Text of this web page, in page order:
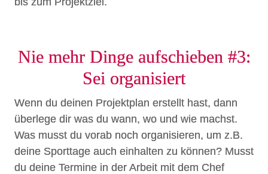
Nie mehr Dinge aufschieben #3:
Sei organisiert
Wenn du deinen Projektplan erstellt hast, dann
überlege dir was du wann, wo und wie machst.
Was musst du vorab noch organisieren, um z.B.
deine Sporttage auch einhalten zu können? Musst
du deine Termine in der Arbeit mit dem Chef